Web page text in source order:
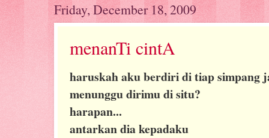
Friday, December 18, 2009
menanTi cintA
haruskah aku berdiri di tiap simpang
menunggu dirimu di situ?
harapan...
antarkan dia kepadaku